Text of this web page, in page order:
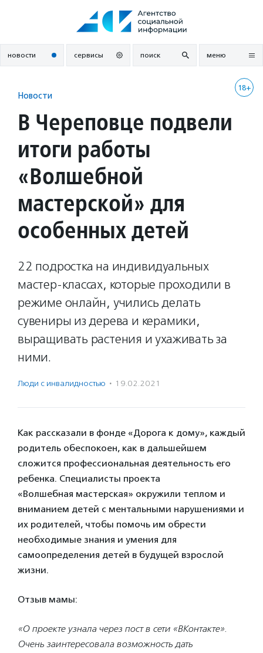
новости сервисы поиск меню
18+
Новости
В Череповце подвели
итоги работы
«Волшебной
мастерской» для
особенных детей
22 подростка на индивидуальных
мастер-классах, которые проходили в
режиме онлайн, учились делать
сувениры из дерева и керамики,
выращивать растения и ухаживать за
ними.
Люди с инвалидностью · 19.02.2021
Как рассказали в фонде «Дорога к дому», каждый
родитель обеспокоен, как в дальшейшем
сложится профессиональная деятельность его
ребенка. Специалисты проекта
«Волшебная мастерская» окружили теплом и
вниманием детей с ментальными нарушениями и
их родителей, чтобы помочь им обрести
необходимые знания и умения для
самоопределения детей в будущей взрослой
жизни.
Отзыв мамы:
«О проекте узнала через пост в сети «ВКонтакте».
Очень заинтересовала возможность дать